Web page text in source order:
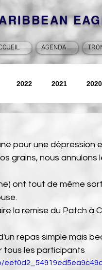
AGENDA
2022 2021 2020
pour une dépression
grains, nous
ont tout de même
la remise du Patch à
repas simple mais
tous les participants